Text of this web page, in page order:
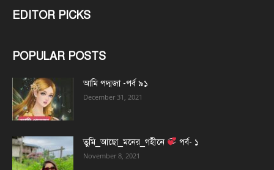
EDITOR PICKS
POPULAR POSTS
আমি পদ্মজা -পর্ব ৯১
December 31, 2021
তুমি_আছো_মনের_গহীনে পর্ব- ১
November 8, 2021